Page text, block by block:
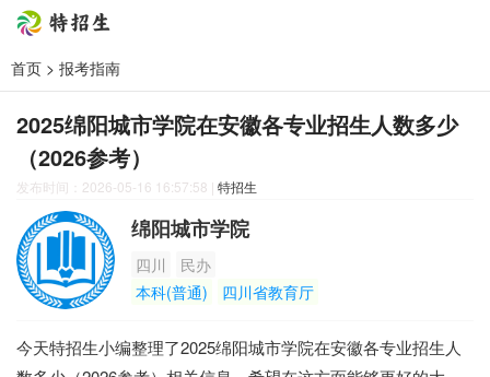
首页 > 报考指南
2025绵阳城市学院在安徽各专业招生人数多少
（2026参考）
发布时间：2026-05-16 16:57:58 | 特招生
绵阳城市学院
四川
民办
本科(普通)
四川省教育厅
今天特招生小编整理了2025绵阳城市学院在安徽各专业招生人